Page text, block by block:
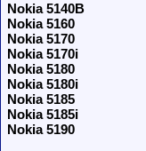
Nokia 5140B
Nokia 5160
Nokia 5170
Nokia 5170i
Nokia 5180
Nokia 5180i
Nokia 5185
Nokia 5185i
Nokia 5190